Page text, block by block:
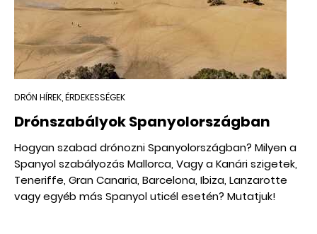
DRÓN HÍREK, ÉRDEKESSÉGEK
Drónszabályok Spanyolországban
Hogyan szabad drónozni Spanyolországban? Milyen a
Spanyol szabályozás Mallorca, Vagy a Kanári szigetek,
Teneriffe, Gran Canaria, Barcelona, Ibiza, Lanzarotte
vagy egyéb más Spanyol uticél esetén? Mutatjuk!